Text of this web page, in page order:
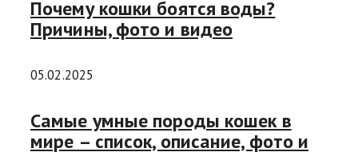
Почему кошки боятся воды?
Причины, фото и видео
05.02.2025
Самые умные породы кошек в
мире – список, описание, фото и